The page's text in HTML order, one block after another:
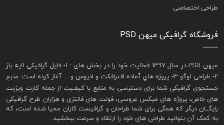
طراحی اختصاصی
فروشگاه گرافیکی میهن PSD
ميهن PSD در سال 1397 فعاليت خود را در بخش های : 1-
فايل گرافيکی لايه باز
2- طراحی لوگو 3- پروژه هاي آماده افترافکت و اديوس و… آغاز کرده است. منبع
جستجوی گرافيکی شما برای دسترسی به منابع با کيفـيت از جملهکارت ويزيت
های خاص، پروژه های ميکس عروسی، فونت های فانتزی و هزاران طرح گرافیکی
رايگــان ديگر که همگی برای شما طراحان و گرافيست کاران محيا شده است، که
به کمک آن بتوانيد طراحی های خود را ارتقاء و سرعت ببخشيد.